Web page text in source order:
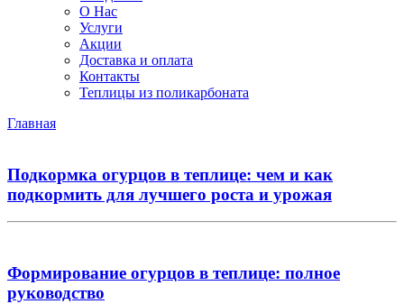
О Нас
Услуги
Акции
Доставка и оплата
Контакты
Теплицы из поликарбоната
Главная
Подкормка огурцов в теплице: чем и как
подкормить для лучшего роста и урожая
Формирование огурцов в теплице: полное
руководство